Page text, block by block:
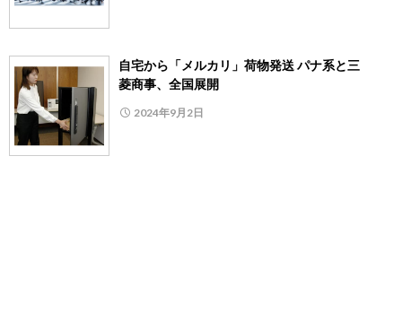
自宅から「メルカリ」荷物発送 パナ系と三
菱商事、全国展開
2024年9月2日